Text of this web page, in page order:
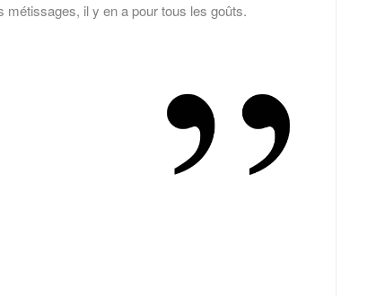
il y en a pour tous les goûts.